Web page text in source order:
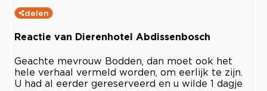
delen
Reactie van Dierenhotel Abdissenbosch
Geachte mevrouw Bodden, dan moet ook het
hele verhaal vermeld worden, om eerlijk te zijn.
U had al eerder gereserveerd en u wilde 1 dagje